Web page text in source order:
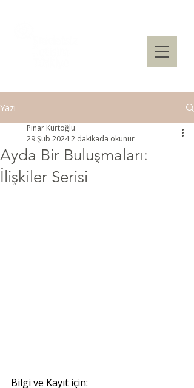
Yazı
Ayda Bir Buluşmaları:
İlişkiler Serisi
Pınar Kurtoğlu
29 Şub 20242 dakikada okunur
Bilgi ve Kayıt için: